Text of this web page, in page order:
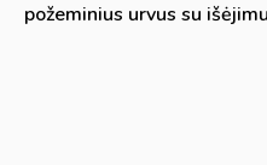
požeminius urvus su